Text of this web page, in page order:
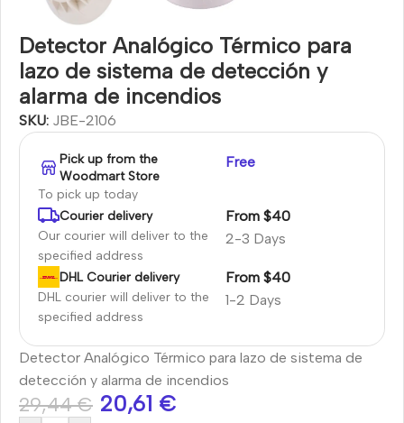
Detector Analógico Térmico para
lazo de sistema de detección y
alarma de incendios
SKU: JBE-2106
Pick up from the
Woodmart Store
To pick up today
Free
Courier delivery
Our courier will deliver to the
specified address
2-3 Days
From $40
DHL Courier delivery
DHL courier will deliver to the
specified address
1-2 Days
From $40
Detector Analógico Térmico para lazo de sistema de
detección y alarma de incendios
29,44€ 20,61 €